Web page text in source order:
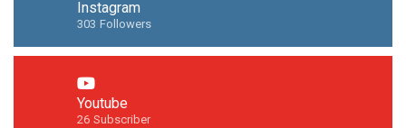
Instagram
303 Followers
Youtube
26 Subscriber